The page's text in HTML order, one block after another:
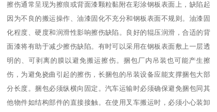
擦伤通常呈现为擦痕或背面漆颗粒黏附在彩涂钢板表面上，缺陷起
因为不良的搬运操作、油漆固化不充分和钢板表面不规则。油漆固
化程度、硬度和润滑性影响擦伤缺陷。良好的辊压润滑，合适的背
面漆将有助于减少擦伤缺陷。有时可以采用在钢板表面敷上一层透
明的、可剥离的膜以避免搬运擦伤。捆包厂内吊装也可能产生擦
伤，为避免挠曲引起的擦伤，长捆包的吊装设备应能支撑捆包大部
分长度。捆包必须纵横向固定。汽车运输时必须确保避免捆包同其
他物件如结构部件的直接接触。在使用叉车搬运时，必须小心装卸